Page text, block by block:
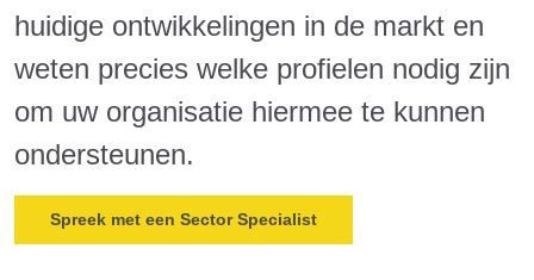
huidige ontwikkelingen in de markt en
weten precies welke profielen nodig zijn
om uw organisatie hiermee te kunnen
ondersteunen.
Spreek met een Sector Specialist